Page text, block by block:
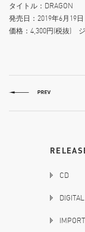
タイトル：DRAGON
発売日：2019年6月19
価格：4,300円(税抜)
CD
DIGITAL
IMPORT